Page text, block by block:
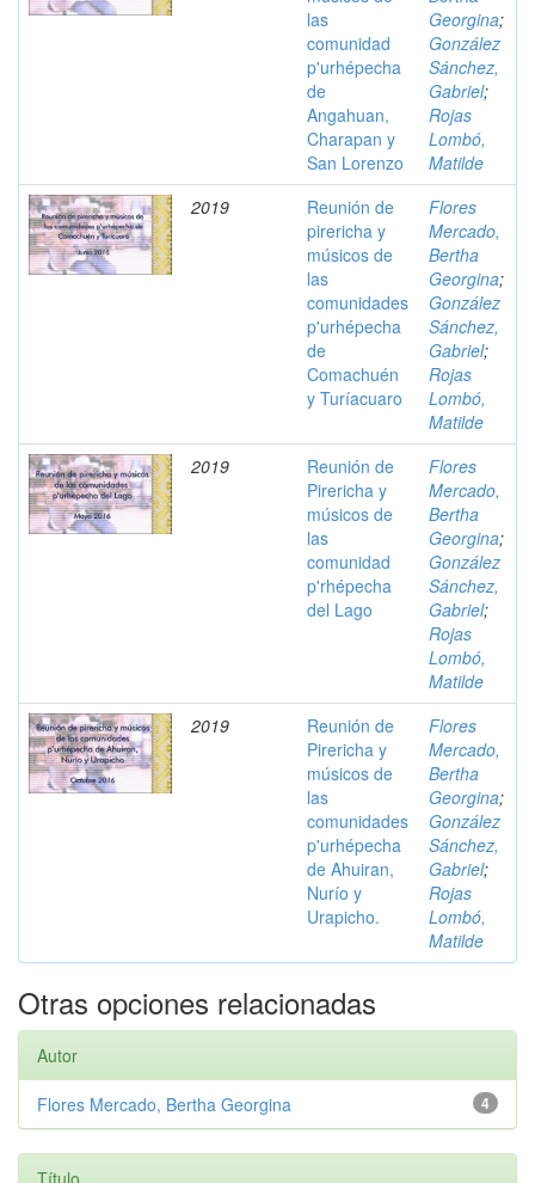
las
comunidad
p'urhépecha
de
Angahuan,
Charapan y
San Lorenzo
Georgina;
González
Sánchez,
Gabriel;
Rojas
Lombó,
Matilde
2019
Reunión de
pirericha y
músicos de
las
comunidades
p'urhépecha
de
Comachuén
y Turíacuaro
Flores
Mercado,
Bertha
Georgina;
González
Sánchez,
Gabriel;
Rojas
Lombó,
Matilde
2019
Reunión de
Pirericha y
músicos de
las
comunidad
p'rhépecha
del Lago
Flores
Mercado,
Bertha
Georgina;
González
Sánchez,
Gabriel;
Rojas
Lombó,
Matilde
2019
Reunión de
Pirericha y
músicos de
las
comunidades
p'urhépecha
de Ahuiran,
Nurío y
Urapicho.
Flores
Mercado,
Bertha
Georgina;
González
Sánchez,
Gabriel;
Rojas
Lombó,
Matilde
Otras opciones relacionadas
Autor
4
Flores Mercado, Bertha Georgina
Título